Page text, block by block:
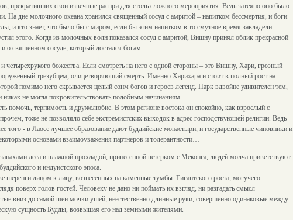
прекративших свои извечные распри для столь сложного мероприятия. Ведь затеяно оно было
На дне молочного океана хранился священный сосуд с амритой – напитком бессмертия, и боги
и кто знает, что было бы с миром, если бы этим напитком в то смутное время завладели
этого. Когда из молочных волн показался сосуд с амритой, Вишну принял облик прекрасной
священном сосуде, который достался богам.
четырехрукого божества. Если смотреть на него с одной стороны – это Вишну, Хари, грозный
трезубцем, олицетворяющий смерть. Именно Харихара и стоит в полный рост на
помимо него скрывается целый сонм богов и героев легенд. Парк вдвойне удивителен тем,
не могла покровительствовать подобным начинаниям.
помочь, терпимость и дружелюбие. В этом регионе востока он спокойно, как взрослый с
тоже не позволяло себе экстремистских выходок в адрес господствующей религии. Ведь
того - в Лаосе лучшее образование дают буддийские монастыри, и государственные чиновники и
основами взаимоуважения партнеров и толерантности…
леса и влажной прохладой, принесенной ветерком с Меконга, людей молча приветствуют
и индуистского эпоса.
шеренги лицом к лицу, вознесенных на каменные тумбы. Гигантского роста, могучего
поверх голов гостей. Человеку не дано ни поймать их взгляд, ни разгадать смысл
вниз до самой шеи мочки ушей, неестественно длинные руки, совершенно одинаковые между
сущность Будды, возвышая его над земными жителями.